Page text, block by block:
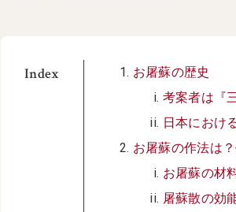
Index
お屠蘇の歴史
考案者は『
日本におけ
お屠蘇の作法は
お屠蘇の材
屠蘇散の効